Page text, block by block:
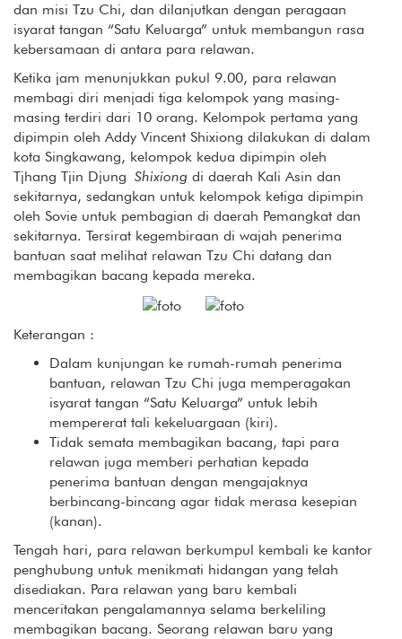
dan misi Tzu Chi, dan dilanjutkan dengan peragaan
isyarat tangan “Satu Keluarga” untuk membangun rasa
kebersamaan di antara para relawan.
Ketika jam menunjukkan pukul 9.00, para relawan
membagi diri menjadi tiga kelompok yang masing-
masing terdiri dari 10 orang. Kelompok pertama yang
dipimpin oleh Addy Vincent Shixiong dilakukan di dalam
kota Singkawang, kelompok kedua dipimpin oleh
Tjhang Tjin Djung Shixiong di daerah Kali Asin dan
sekitarnya, sedangkan untuk kelompok ketiga dipimpin
oleh Sovie untuk pembagian di daerah Pemangkat dan
sekitarnya. Tersirat kegembiraan di wajah penerima
bantuan saat melihat relawan Tzu Chi datang dan
membagikan bacang kepada mereka.
Keterangan :
Dalam kunjungan ke rumah-rumah penerima
bantuan, relawan Tzu Chi juga memperagakan
isyarat tangan “Satu Keluarga” untuk lebih
mempererat tali kekeluargaan (kiri).
Tidak semata membagikan bacang, tapi para
relawan juga memberi perhatian kepada
penerima bantuan dengan mengajaknya
berbincang-bincang agar tidak merasa kesepian
(kanan).
Tengah hari, para relawan berkumpul kembali ke kantor
penghubung untuk menikmati hidangan yang telah
disediakan. Para relawan yang baru kembali
menceritakan pengalamannya selama berkeliling
membagikan bacang. Seorang relawan baru yang